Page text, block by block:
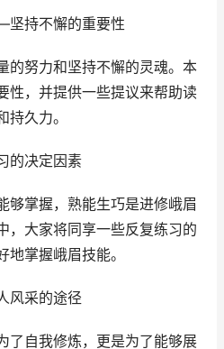
持不懈的重要性
的努力和坚持不懈的灵魂。本
性，并提供一些提议来帮助读
久力。
的决定因素
够掌握，熟能生巧是进修峨眉
，大家将同享一些反复练习的
掌握峨眉技能。
风采的途径
了自我修炼，更是为了能够展